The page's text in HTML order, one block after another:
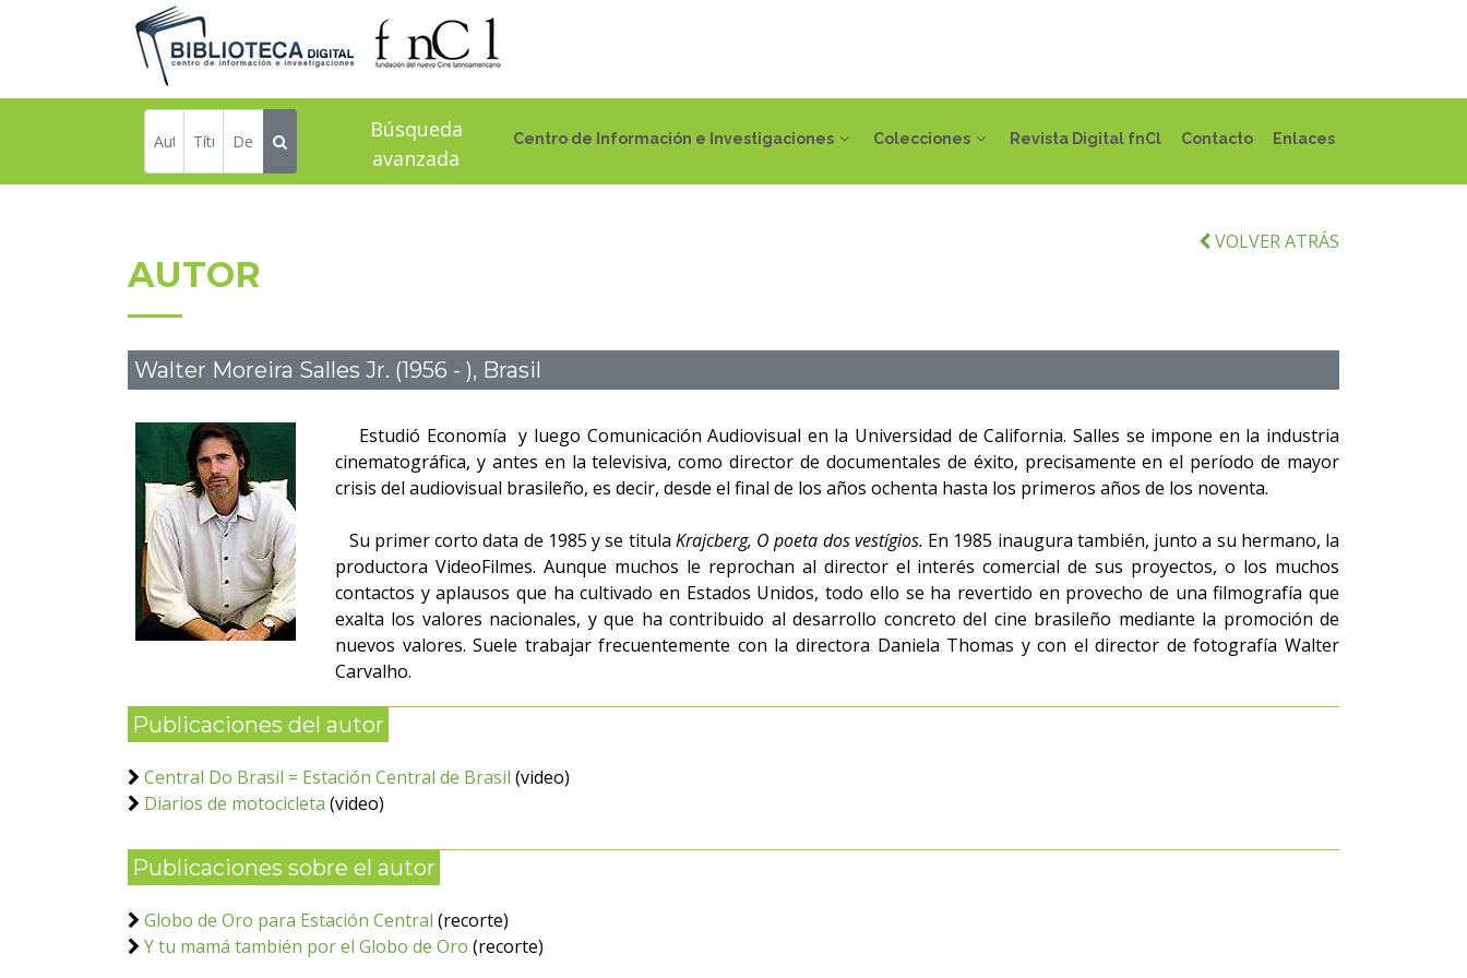
Centro de Información e Investigaciones Colecciones Revista Digital fnCl Contacto Enlaces
Búsqueda
avanzada
VOLVER ATRÁS
AUTOR
Walter Moreira Salles Jr. (1956 - ), Brasil
Estudió Economía y luego Comunicación Audiovisual en la Universidad de California. Salles se impone en la industria
cinematográfica, y antes en la televisiva, como director de documentales de éxito, precisamente en el período de mayor
crisis del audiovisual brasileño, es decir, desde el final de los años ochenta hasta los primeros años de los noventa.
Su primer corto data de 1985 y se titula Krajcberg, O poeta dos vestígios. En 1985 inaugura también, junto a su hermano, la
productora VideoFilmes. Aunque muchos le reprochan al director el interés comercial de sus proyectos, o los muchos
contactos y aplausos que ha cultivado en Estados Unidos, todo ello se ha revertido en provecho de una filmografía que
exalta los valores nacionales, y que ha contribuido al desarrollo concreto del cine brasileño mediante la promoción de
nuevos valores. Suele trabajar frecuentemente con la directora Daniela Thomas y con el director de fotografía Walter
Carvalho.
Publicaciones del autor
Central Do Brasil = Estación Central de Brasil (video)
Diarios de motocicleta (video)
Publicaciones sobre el autor
Globo de Oro para Estación Central (recorte)
Y tu mamá también por el Globo de Oro (recorte)